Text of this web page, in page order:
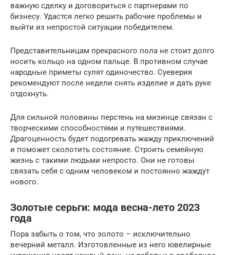
важную сделку и договориться с партнерами по
бизнесу. Удастся легко решить рабочие проблемы и
выйти из непростой ситуации победителем.
Представительницам прекрасного пола не стоит долго
носить кольцо на одном пальце. В противном случае
народные приметы сулят одиночество. Суеверия
рекомендуют после недели снять изделие и дать руке
отдохнуть.
Для сильной половины перстень на мизинце связан с
творческими способностями и путешествиями.
Драгоценность будет подогревать жажду приключений
и поможет сколотить состояние. Строить семейную
жизнь с такими людьми непросто. Они не готовы
связать себя с одним человеком и постоянно жаждут
нового.
Золотые серьги: мода весна-лето 2023
года
Пора забыть о том, что золото – исключительно
вечерний металл. Изготовленные из него ювелирные